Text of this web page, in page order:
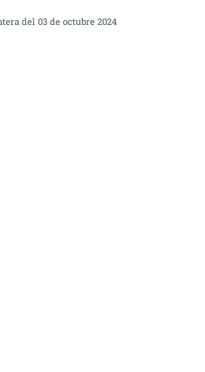
del 03 de octubre 2024